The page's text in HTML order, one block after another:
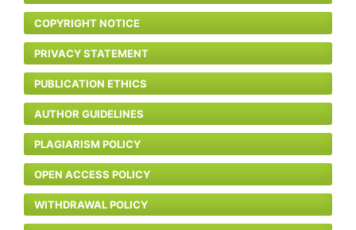
COPYRIGHT NOTICE
PRIVACY STATEMENT
PUBLICATION ETHICS
AUTHOR GUIDELINES
PLAGIARISM POLICY
OPEN ACCESS POLICY
WITHDRAWAL POLICY